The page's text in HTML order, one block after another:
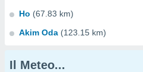
Ho (67.83 km)
Akim Oda (123.15 km)
Il Meteo...